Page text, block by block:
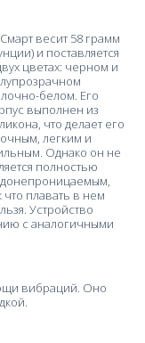
весит 58 грамм
и поставляется
цветах: черном и
белом. Его
выполнен из
что делает его
легким и
Однако он не
полностью
что плавать в нем
Устройство
с аналогичными
вибраций. Оно